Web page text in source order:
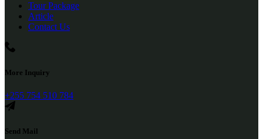
Tour Package
Article
Contact Us
More Inquiry
+255 754 510 784
Send Mail